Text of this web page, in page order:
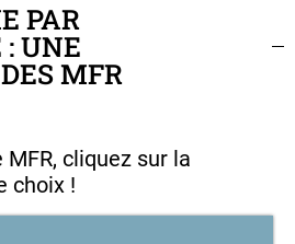
PAR
UNE
MFR
cliquez sur la
choix !